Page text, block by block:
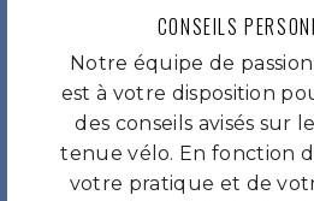
CONSEILS
Notre équipe de
est à votre disposition
des conseils avisés sur
tenue vélo. En fonction
votre pratique et de